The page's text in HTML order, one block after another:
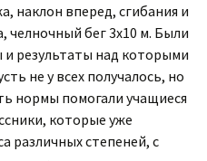
наклон вперед, сгибания и
челночный бег 3х10 м. Были
и результаты над которыми
не у всех получалось, но
нормы помогали учащиеся
которые уже
различных степеней, с